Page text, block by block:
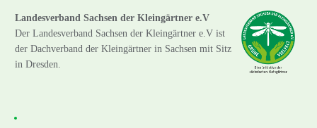
Landesverband Sachsen der Kleingärtner e.V
Der Landesverband Sachsen der Kleingärtner e.V ist
der Dachverband der Kleingärtner in Sachsen mit Sitz
in Dresden.